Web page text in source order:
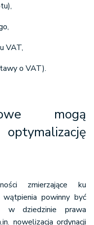
VAT,
o VAT).
mogą
zmierzające ku
wątpienia powinny być
w dziedzinie prawa
nowelizacja ordynacji